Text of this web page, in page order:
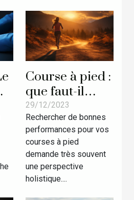
Course à pied :
que faut-il
faire pour
avoir une
bonne
performance ?
29/12/2023
Rechercher de bonnes
performances pour vos
courses à pied
demande très souvent
une perspective
holistique....